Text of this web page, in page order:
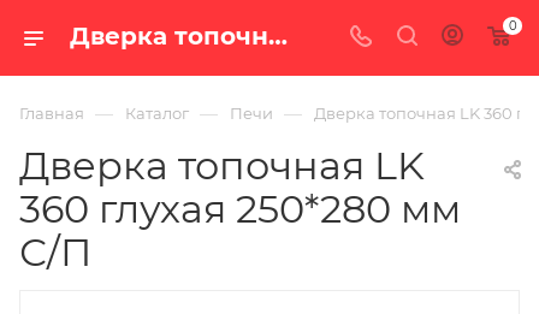
Дверка топочная LK 360 глухая 250*280 мм С/П — цена в Екатеринбурге, купить в интернет-магазине «100 печей.ру» 0
Главная — Каталог — Печи — Дверка топочная LK 360
Дверка топочная LK
360 глухая 250*280 мм
С/П